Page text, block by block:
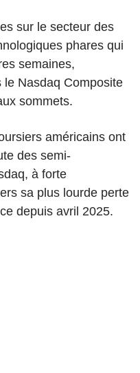
sur le secteur des
phares qui
semaines,
le Nasdaq Composite
sommets.
américains ont
des semi-
à forte
sa plus lourde perte
depuis avril 2025.